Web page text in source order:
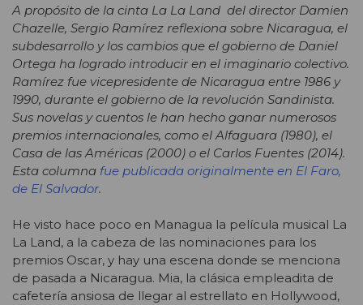
A propósito de la cinta La La Land del director Damien
Chazelle, Sergio Ramírez reflexiona sobre Nicaragua, el
subdesarrollo y los cambios que el gobierno de Daniel
Ortega ha logrado introducir en el imaginario colectivo.
Ramírez fue vicepresidente de Nicaragua entre 1986 y
1990, durante el gobierno de la revolución Sandinista.
Sus novelas y cuentos le han hecho ganar numerosos
premios internacionales, como el Alfaguara (1980), el
Casa de las Américas (2000) o el Carlos Fuentes (2014).
Esta columna fue publicada originalmente en El Faro,
de El Salvador.
He visto hace poco en Managua la película musical La
La Land, a la cabeza de las nominaciones para los
premios Oscar, y hay una escena donde se menciona
de pasada a Nicaragua. Mia, la clásica empleadita de
cafetería ansiosa de llegar al estrellato en Hollywood,